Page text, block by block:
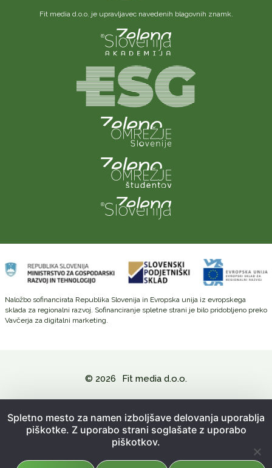
Fit media d.o.o. je upravljavec navedenih blagovnih znamk.
Naložbo sofinancirata Republika Slovenija in Evropska unija iz evropskega
sklada za regionalni razvoj. Sofinanciranje spletne strani je bilo pridobljeno preko
Vavčerja za digitalni marketing.
© 2026 Fit media d.o.o.
Splošni pogoji poslovanja
Spletno mesto za namen izboljšave delovanja uporablja
piškotke. Z uporabo strani soglašate z uporabo
piškotkov.